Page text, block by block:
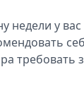
недели у
требовать